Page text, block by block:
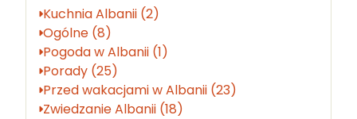
Kuchnia Albanii (2)
Ogólne (8)
Pogoda w Albanii (1)
Porady (25)
Przed wakacjami w Albanii (23)
Zwiedzanie Albanii (18)